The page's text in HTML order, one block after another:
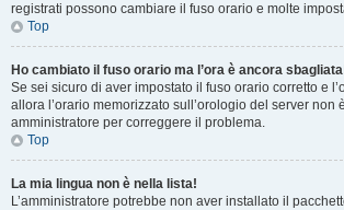
registrati possono cambiare il fuso orario e molte
Top
Ho cambiato il fuso orario ma l’ora è ancora
Se sei sicuro di aver impostato il fuso orario corretto e
allora l’orario memorizzato sull’orologio del server non
amministratore per correggere il problema.
Top
La mia lingua non è nella lista!
L’amministratore potrebbe non aver installato il